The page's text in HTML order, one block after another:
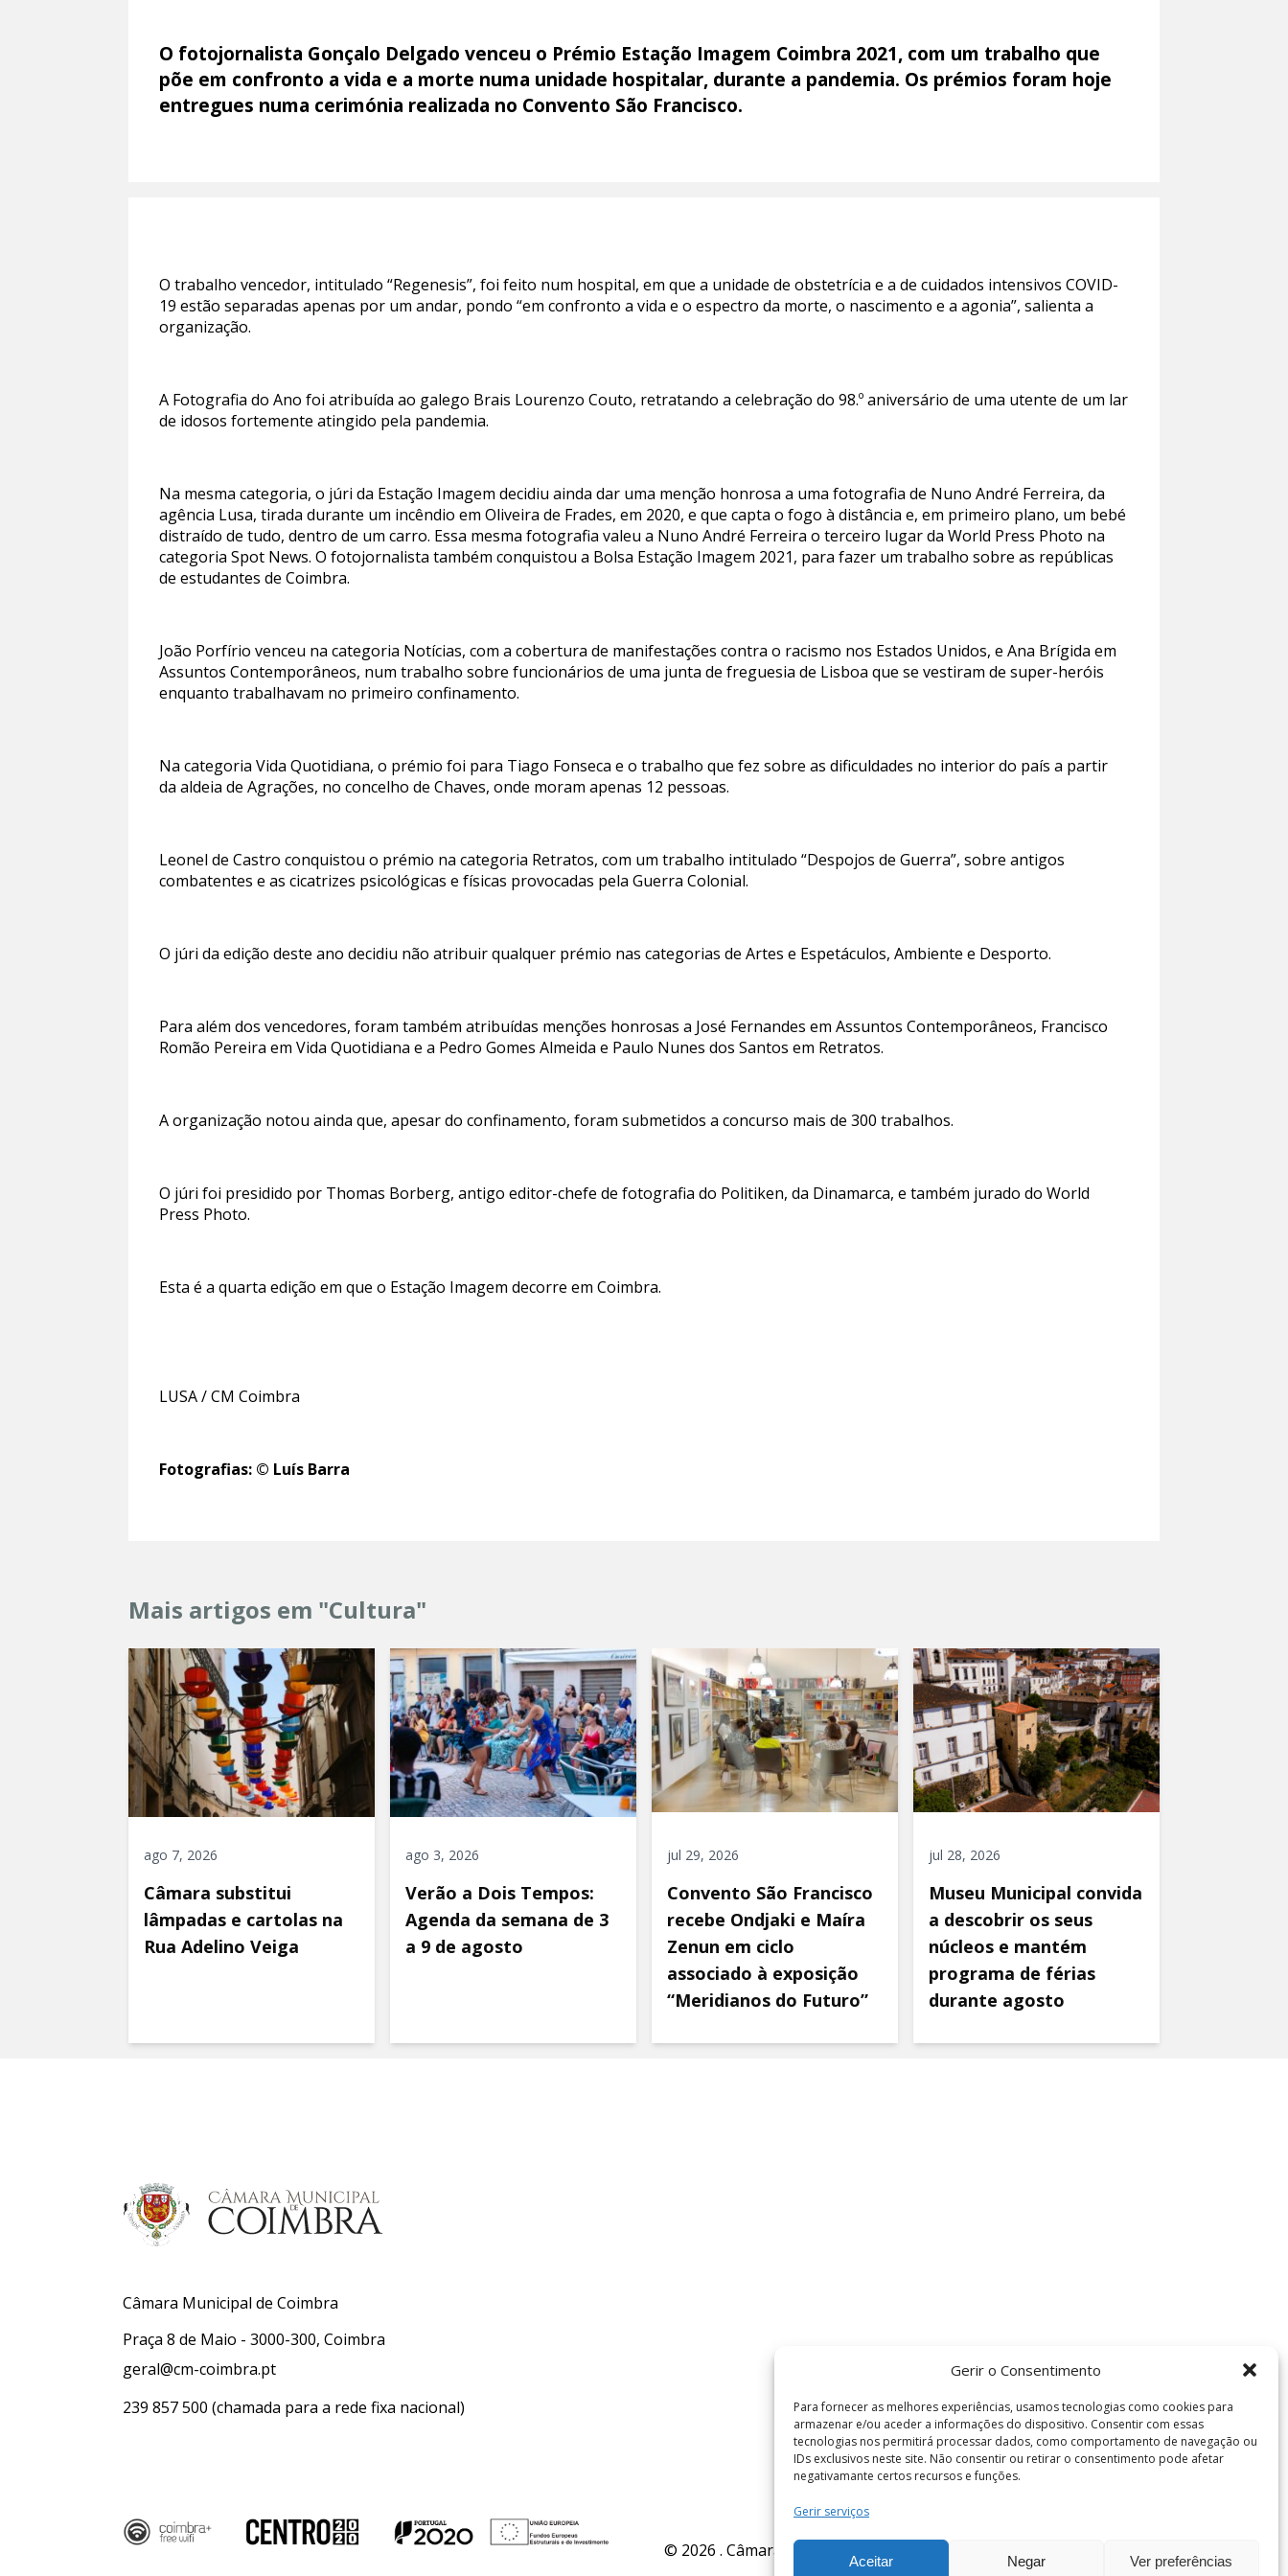
Gerir o Consentimento
Para fornecer as melhores experiências, usamos tecnologias como cookies para
armazenar e/ou aceder a informações do dispositivo. Consentir com essas
tecnologias nos permitirá processar dados, como comportamento de navegação ou
IDs exclusivos neste site. Não consentir ou retirar o consentimento pode afetar
negativamante certos recursos e funções.
Gerir serviços
Aceitar Negar Ver preferências
O fotojornalista Gonçalo Delgado venceu o Prémio Estação Imagem Coimbra 2021, com um trabalho que
põe em confronto a vida e a morte numa unidade hospitalar, durante a pandemia. Os prémios foram hoje
entregues numa cerimónia realizada no Convento São Francisco.
O trabalho vencedor, intitulado “Regenesis”, foi feito num hospital, em que a unidade de obstetrícia e a de cuidados intensivos COVID-
19 estão separadas apenas por um andar, pondo “em confronto a vida e o espectro da morte, o nascimento e a agonia”, salienta a
organização.
A Fotografia do Ano foi atribuída ao galego Brais Lourenzo Couto, retratando a celebração do 98.º aniversário de uma utente de um lar
de idosos fortemente atingido pela pandemia.
Na mesma categoria, o júri da Estação Imagem decidiu ainda dar uma menção honrosa a uma fotografia de Nuno André Ferreira, da
agência Lusa, tirada durante um incêndio em Oliveira de Frades, em 2020, e que capta o fogo à distância e, em primeiro plano, um bebé
distraído de tudo, dentro de um carro. Essa mesma fotografia valeu a Nuno André Ferreira o terceiro lugar da World Press Photo na
categoria Spot News. O fotojornalista também conquistou a Bolsa Estação Imagem 2021, para fazer um trabalho sobre as repúblicas
de estudantes de Coimbra.
João Porfírio venceu na categoria Notícias, com a cobertura de manifestações contra o racismo nos Estados Unidos, e Ana Brígida em
Assuntos Contemporâneos, num trabalho sobre funcionários de uma junta de freguesia de Lisboa que se vestiram de super-heróis
enquanto trabalhavam no primeiro confinamento.
Na categoria Vida Quotidiana, o prémio foi para Tiago Fonseca e o trabalho que fez sobre as dificuldades no interior do país a partir
da aldeia de Agrações, no concelho de Chaves, onde moram apenas 12 pessoas.
Leonel de Castro conquistou o prémio na categoria Retratos, com um trabalho intitulado “Despojos de Guerra”, sobre antigos
combatentes e as cicatrizes psicológicas e físicas provocadas pela Guerra Colonial.
O júri da edição deste ano decidiu não atribuir qualquer prémio nas categorias de Artes e Espetáculos, Ambiente e Desporto.
Para além dos vencedores, foram também atribuídas menções honrosas a José Fernandes em Assuntos Contemporâneos, Francisco
Romão Pereira em Vida Quotidiana e a Pedro Gomes Almeida e Paulo Nunes dos Santos em Retratos.
A organização notou ainda que, apesar do confinamento, foram submetidos a concurso mais de 300 trabalhos.
O júri foi presidido por Thomas Borberg, antigo editor-chefe de fotografia do Politiken, da Dinamarca, e também jurado do World
Press Photo.
Esta é a quarta edição em que o Estação Imagem decorre em Coimbra.
LUSA / CM Coimbra
Fotografias: © Luís Barra
Mais artigos em "Cultura"
ago 7, 2026
Câmara substitui
lâmpadas e cartolas na
Rua Adelino Veiga
ago 3, 2026
Verão a Dois Tempos:
Agenda da semana de 3
a 9 de agosto
jul 29, 2026
Convento São Francisco
recebe Ondjaki e Maíra
Zenun em ciclo
associado à exposição
“Meridianos do Futuro”
jul 28, 2026
Museu Municipal convida
a descobrir os seus
núcleos e mantém
programa de férias
durante agosto
Câmara Municipal de Coimbra
Praça 8 de Maio - 3000-300, Coimbra
geral@cm-coimbra.pt
239 857 500 (chamada para a rede fixa nacional)
© 2026 . Câmara Municipal de Coimbra . Todos os direitos reservados.